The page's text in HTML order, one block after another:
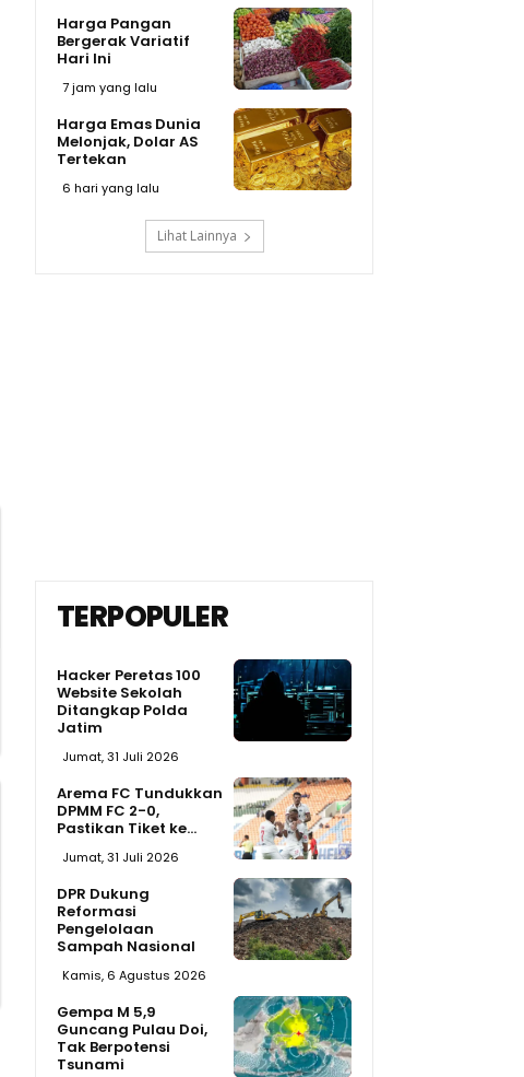
Harga Pangan
Bergerak Variatif
Hari Ini
7 jam yang lalu
Harga Emas Dunia
Melonjak, Dolar AS
Tertekan
6 hari yang lalu
Lihat Lainnya
TERPOPULER
Hacker Peretas 100
Website Sekolah
Ditangkap Polda
Jatim
Jumat, 31 Juli 2026
Arema FC Tundukkan
DPMM FC 2-0,
Pastikan Tiket ke...
Jumat, 31 Juli 2026
DPR Dukung
Reformasi
Pengelolaan
Sampah Nasional
Kamis, 6 Agustus 2026
Gempa M 5,9
Guncang Pulau Doi,
Tak Berpotensi
Tsunami